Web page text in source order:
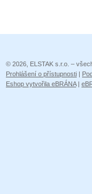
© 2026, ELSTAK s.r.o. –
Prohlášení o přístupnosti |
Eshop vytvořila eBRÁNA|